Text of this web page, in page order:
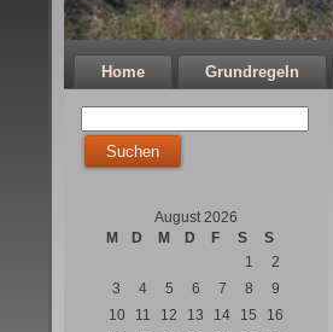
Home Grundregeln
August 2026
M
D M D F S
S
1
2
3
4 5 6 7 8
9
10
11 12 13 14 15
16